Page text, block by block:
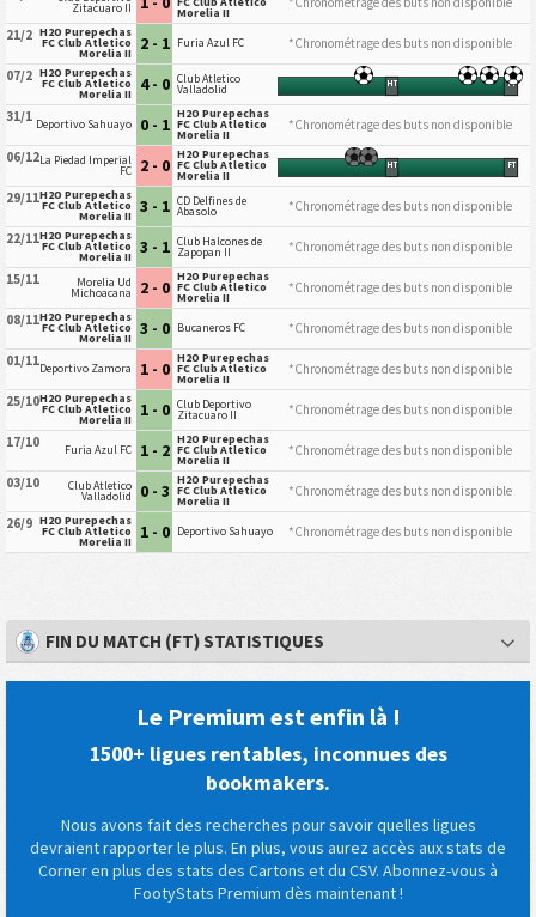
Zitacuaro II Morelia II
21/2 H2O Purepechas
FC Club Atletico
Morelia II 2 - 1 Furia Azul FC
*Chronométrage des buts non disponible
07/2 H2O Purepechas
FC Club Atletico
Morelia II 4 - 0 Club Atletico
Valladolid HT FT
31/1 Deportivo Sahuayo 0 - 1 H2O Purepechas
FC Club Atletico
Morelia II
*Chronométrage des buts non disponible
06/12La Piedad Imperial
FC 2 - 0 H2O Purepechas
FC Club Atletico
Morelia II
HT FT
29/11H2O Purepechas
FC Club Atletico
Morelia II 3 - 1 CD Delfines de
Abasolo
*Chronométrage des buts non disponible
22/11H2O Purepechas
FC Club Atletico
Morelia II 3 - 1 Club Halcones de
Zapopan II
*Chronométrage des buts non disponible
15/11
Morelia Ud
Michoacana 2 - 0 H2O Purepechas
FC Club Atletico
Morelia II
*Chronométrage des buts non disponible
08/11H2O Purepechas
FC Club Atletico
Morelia II 3 - 0 Bucaneros FC
*Chronométrage des buts non disponible
01/11Deportivo Zamora 1 - 0 H2O Purepechas
FC Club Atletico
Morelia II
*Chronométrage des buts non disponible
25/10H2O Purepechas
FC Club Atletico
Morelia II 1 - 0 Club Deportivo
Zitacuaro II
*Chronométrage des buts non disponible
17/10
Furia Azul FC 1 - 2 H2O Purepechas
FC Club Atletico
Morelia II
*Chronométrage des buts non disponible
03/10
Club Atletico
Valladolid 0 - 3 H2O Purepechas
FC Club Atletico
Morelia II
*Chronométrage des buts non disponible
26/9 H2O Purepechas
FC Club Atletico
Morelia II 1 - 0 Deportivo Sahuayo *Chronométrage des buts non disponible
FIN DU MATCH (FT) STATISTIQUES
Le Premium est enfin là !
1500+ ligues rentables, inconnues des
bookmakers.
Nous avons fait des recherches pour savoir quelles ligues
devraient rapporter le plus. En plus, vous aurez accès aux stats de
Corner en plus des stats des Cartons et du CSV. Abonnez-vous à
FootyStats Premium dès maintenant !